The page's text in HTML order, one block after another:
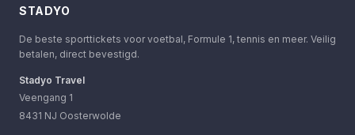
STADYO
De beste sporttickets voor voetbal, Formule 1, tennis en meer. Veilig
betalen, direct bevestigd.
Stadyo Travel
Veengang 1
8431 NJ Oosterwolde